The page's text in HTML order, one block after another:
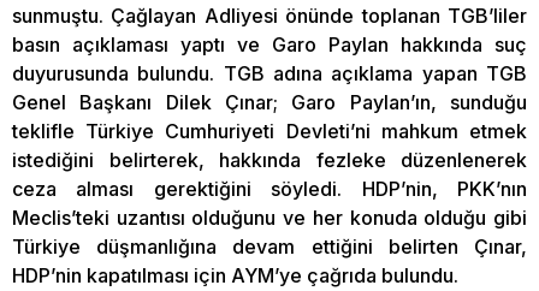
sunmuştu. Çağlayan Adliyesi önünde toplanan TGB’liler
basın açıklaması yaptı ve Garo Paylan hakkında suç
duyurusunda bulundu. TGB adına açıklama yapan TGB
Genel Başkanı Dilek Çınar; Garo Paylan’ın, sunduğu
teklifle Türkiye Cumhuriyeti Devleti’ni mahkum etmek
istediğini belirterek, hakkında fezleke düzenlenerek
ceza alması gerektiğini söyledi. HDP’nin, PKK’nın
Meclis’teki uzantısı olduğunu ve her konuda olduğu gibi
Türkiye düşmanlığına devam ettiğini belirten Çınar,
HDP’nin kapatılması için AYM’ye çağrıda bulundu.